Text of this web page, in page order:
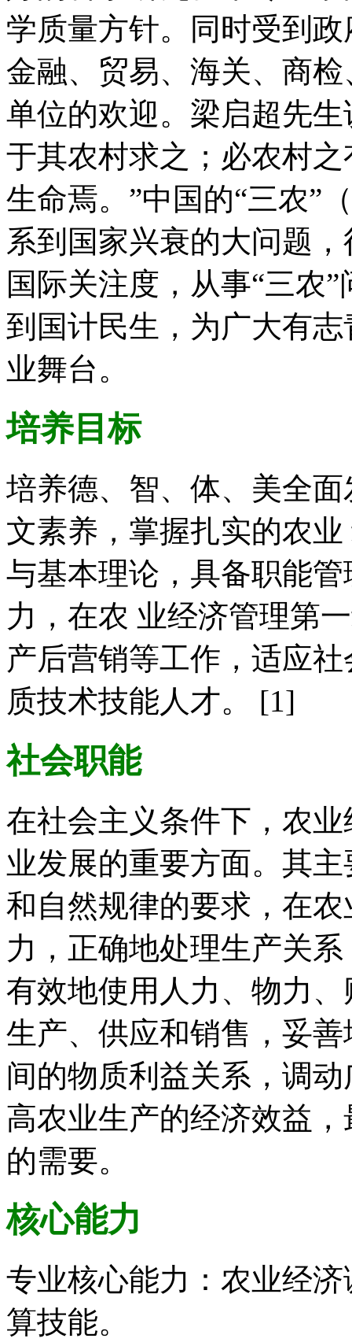
学质量方针。同时受到
金融、贸易、海关、商
单位的欢迎。梁启超先
于其农村求之；必农村
生命焉。”中国的“三农”
系到国家兴衰的大问题
国际关注度，从事“三农
到国计民生，为广大有
业舞台。
培养目标
培养德、智、体、美全
文素养，掌握扎实的农
与基本理论，具备职能
力，在农 业经济管理第
产后营销等工作，适应
质技术技能人才。 [1]
社会职能
在社会主义条件下，农
业发展的重要方面。其
和自然规律的要求，在
力，正确地处理生产关
有效地使用人力、物力
生产、供应和销售，妥
间的物质利益关系，调
高农业生产的经济效益
的需要。
核心能力
专业核心能力：农业经
算技能。